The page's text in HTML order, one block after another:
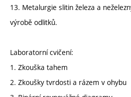
13. Metalurgie slitin železa a
výrobě odlitků.
Laboratorní cvičení:
1. Zkouška tahem
2. Zkoušky tvrdosti a rázem v ohybu